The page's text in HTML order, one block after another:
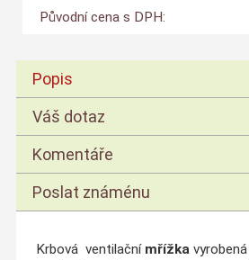
Původní cena s DPH:
Popis
Váš dotaz
Komentáře
Poslat známénu
Krbová ventilační mřížkavyrobená